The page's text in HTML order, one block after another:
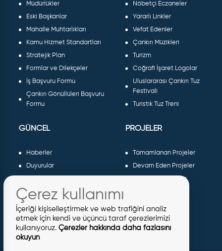
Müdürlükler
Eski Başkanlar
Mahalle Muhtarlıkları
Kamu Hizmet Standartları
Stratejik Plan
Formlar ve Dilekçeler
İş Başvuru Formu
Çankırı Gönüllüleri Başvuru
Formu
Nöbetçi Eczaneler
Yararlı Linkler
Vefat Edenler
Çankırı Müzikleri
Turizm
Coğrafi İşaret Logolar
Uluslararası Çankırı Tuz
Festivali
Turistik Tuz Treni
GÜNCEL
Haberler
Duyurular
Galeri
Etkinlikler
Meclis Kararları
İhaleler
PROJELER
Tamamlanan Projeler
Devam Eden Projeler
Planlanan Projeler
Sosyal Projeler
Çerez kullanımı
İçeriği kişiselleştirmek ve web trafiğini analiz
etmek için kendi ve üçüncü taraf çerezlerimizi
kullanıyoruz. Çerezler hakkında daha fazlasını
okuyun